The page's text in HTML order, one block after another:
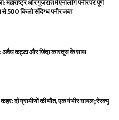
महाराष्ट्र और गुजरात में एनालॉग पनीर पर पूर्ण
से 500 किलो संदिग्ध पनीर जब्त
अवैध कट्टा और जिंदा कारतूस के साथ
दो ग्रामीणों की मौत, एक गंभीर घायल; रेस्क्यू